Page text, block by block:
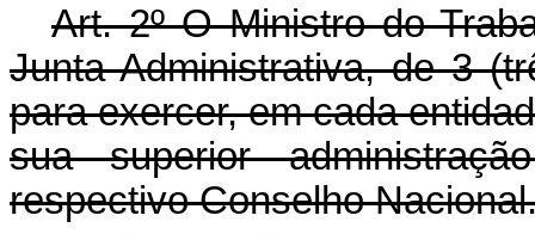
Art. 2º O Ministro do
Junta Administrativa, de 3
para exercer, em cada
sua superior
respectivo Conselho